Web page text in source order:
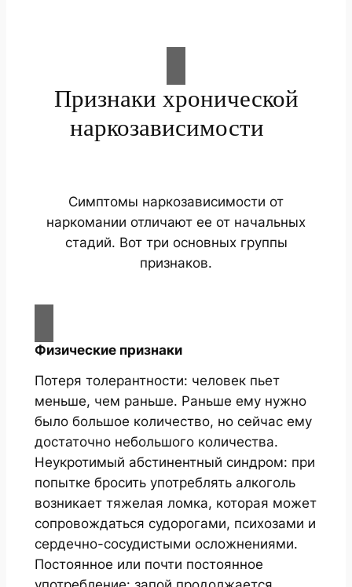
Признаки хронической
наркозависимости
Симптомы наркозависимости от
наркомании отличают ее от начальных
стадий. Вот три основных группы
признаков.
Физические признаки
Потеря толерантности: человек пьет
меньше, чем раньше. Раньше ему нужно
было большое количество, но сейчас ему
достаточно небольшого количества.
Неукротимый абстинентный синдром: при
попытке бросить употреблять алкоголь
возникает тяжелая ломка, которая может
сопровождаться судорогами, психозами и
сердечно-сосудистыми осложнениями.
Постоянное или почти постоянное